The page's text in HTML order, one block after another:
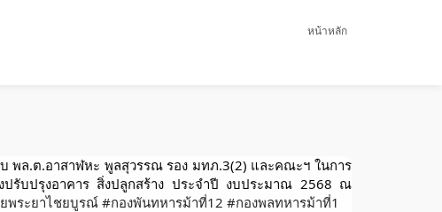
หน้าหลัก
พล.ต.อาสาฬหะ พูลสุวรรณ รอง มทภ.3(2) และคณะฯ ในการ
ปรับปรุงอาคาร สิ่งปลูกสร้าง ประจำปี งบประมาณ 2568 ณ
พระยาไชยบูรณ์ #กองพันทหารม้าที่12 #กองพลทหารม้าที่1